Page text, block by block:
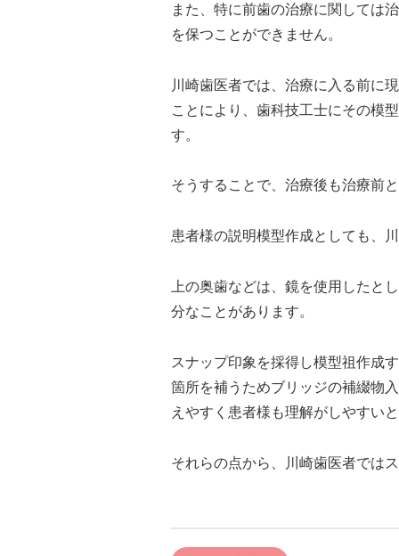
また、特に前歯の治療に関しては
を保つことができません。
川崎歯医者では、治療に入る前に
ことにより、歯科技工士にその模
す。
そうすることで、治療後も治療前
患者様の説明模型作成としても、
上の奥歯などは、鏡を使用したと
分なことがあります。
スナップ印象を採得し模型祖作成
箇所を補うためブリッジの補綴物
えやすく患者様も理解がしやすい
それらの点から、川崎歯医者では